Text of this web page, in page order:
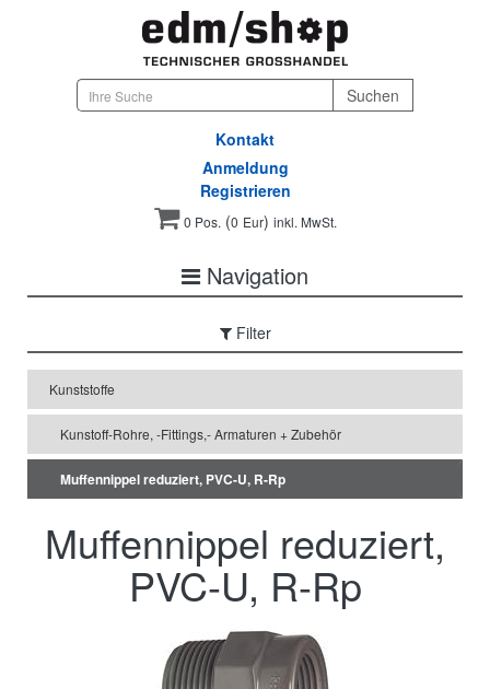
Kontakt
Anmeldung
Registrieren
0 Pos.(0 Eur) inkl. MwSt.
Navigation
Filter
Kunststoffe
Kunstoff-Rohre, -Fittings,- Armaturen + Zubehör
Muffennippel reduziert, PVC-U, R-Rp
Muffennippel reduziert,
PVC-U, R-Rp